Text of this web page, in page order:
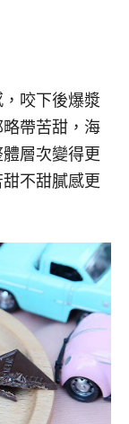
咬下後爆漿
帶苦甜，海
層次變得更
不甜膩感更